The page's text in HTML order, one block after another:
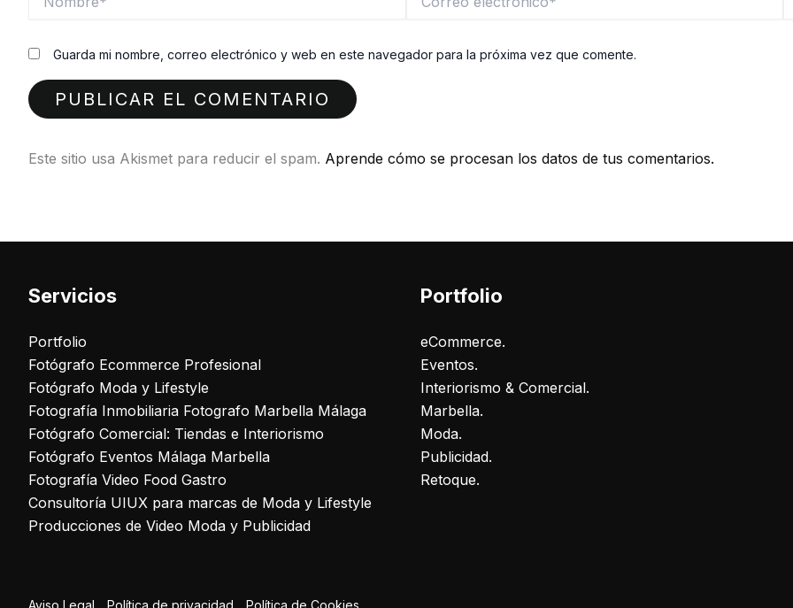
electrónico*
Guarda mi nombre, correo electrónico y web en este navegador para la próxima vez que comente.
Este sitio usa Akismet para reducir el spam. Aprende cómo se procesan los datos de tus comentarios.
Servicios
Portfolio
Fotógrafo Ecommerce Profesional
Fotógrafo Moda y Lifestyle
Fotografía Inmobiliaria Fotografo Marbella Málaga
Fotógrafo Comercial: Tiendas e Interiorismo
Fotógrafo Eventos Málaga Marbella
Fotografía Video Food Gastro
Consultoría UIUX para marcas de Moda y Lifestyle
Producciones de Video Moda y Publicidad
Portfolio
eCommerce.
Eventos.
Interiorismo & Comercial.
Marbella.
Moda.
Publicidad.
Retoque.
Aviso Legal Política de privacidad Política de Cookies